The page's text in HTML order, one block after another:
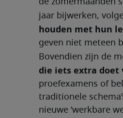
de zomermaanden
jaar bijwerken,
houden met hun
geven niet meteen
Bovendien zijn de
die iets extra doet
proefexamens of
traditionele
nieuwe ‘werkbare